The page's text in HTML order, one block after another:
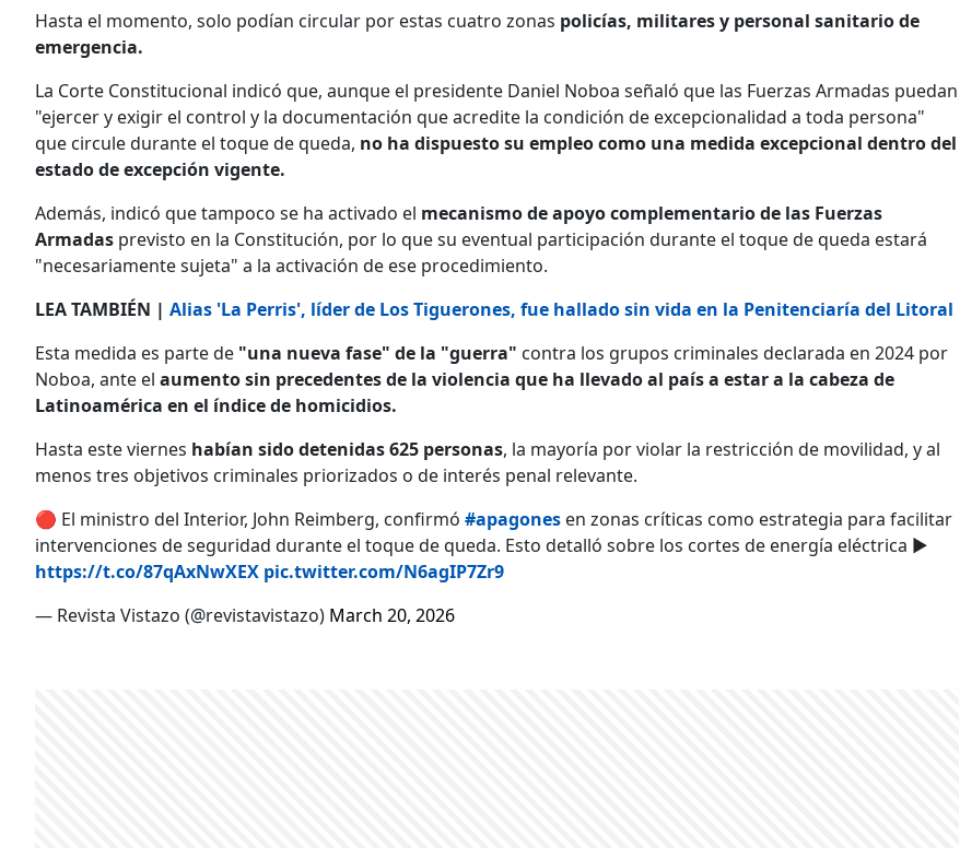
Hasta el momento, solo podían circular por estas cuatro zonas policías, militares y personal sanitario de
emergencia.
La Corte Constitucional indicó que, aunque el presidente Daniel Noboa señaló que las Fuerzas Armadas puedan
"ejercer y exigir el control y la documentación que acredite la condición de excepcionalidad a toda persona"
que circule durante el toque de queda, no ha dispuesto su empleo como una medida excepcional dentro del
estado de excepción vigente.
Además, indicó que tampoco se ha activado el mecanismo de apoyo complementario de las Fuerzas
Armadas previsto en la Constitución, por lo que su eventual participación durante el toque de queda estará
"necesariamente sujeta" a la activación de ese procedimiento.
LEA TAMBIÉN | Alias 'La Perris', líder de Los Tiguerones, fue hallado sin vida en la Penitenciaría del Litoral
Esta medida es parte de "una nueva fase" de la "guerra" contra los grupos criminales declarada en 2024 por
Noboa, ante el aumento sin precedentes de la violencia que ha llevado al país a estar a la cabeza de
Latinoamérica en el índice de homicidios.
Hasta este viernes habían sido detenidas 625 personas, la mayoría por violar la restricción de movilidad, y al
menos tres objetivos criminales priorizados o de interés penal relevante.
🔴 El ministro del Interior, John Reimberg, confirmó #apagones en zonas críticas como estrategia para facilitar
intervenciones de seguridad durante el toque de queda. Esto detalló sobre los cortes de energía eléctrica ▶️
https://t.co/87qAxNwXEX pic.twitter.com/N6agIP7Zr9
— Revista Vistazo (@revistavistazo) March 20, 2026